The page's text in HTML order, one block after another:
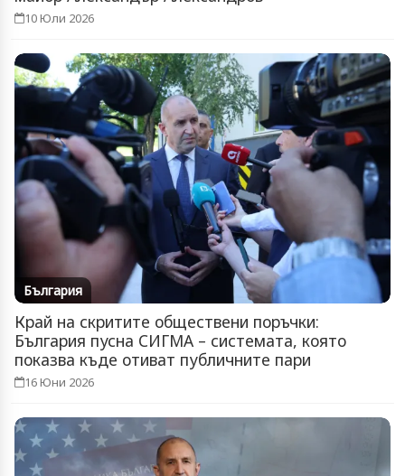
10 Юли 2026
България
Край на скритите обществени поръчки:
България пусна СИГМА – системата, която
показва къде отиват публичните пари
16 Юни 2026